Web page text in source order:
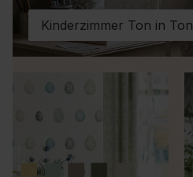
Kinderzimmer Ton in Ton